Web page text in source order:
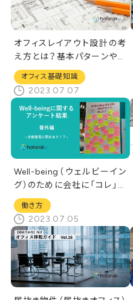
オフィスレイアウト設計の考
え方とは？基本パターンや事
例をご紹介
オフィス基礎知識
2023.07.07
Well-being（ウェルビーイン
グ）のために会社に「コレ」や
って欲しい！
働き方
2023.07.05